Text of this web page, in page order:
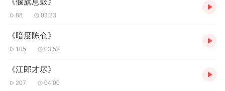
《偃旗息鼓》
86 03:23
《暗度陈仓》
105 03:52
《江郎才尽》
207 04:00